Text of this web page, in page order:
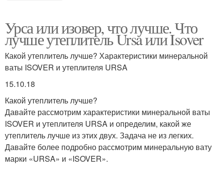
Урса или изовер, что лучше. Что
лучше утеплитель Ursa или Isover
Какой утеплитель лучше? Характеристики минеральной
ваты ISOVER и утеплителя URSA
15.10.18
Какой утеплитель лучше?
Давайте рассмотрим характеристики минеральной ваты
ISOVER и утеплителя URSA и определим, какой же
утеплитель лучше из этих двух. Задача не из легких.
Давайте более подробно рассмотрим минеральную вату
марки «URSA» и «ISOVER».